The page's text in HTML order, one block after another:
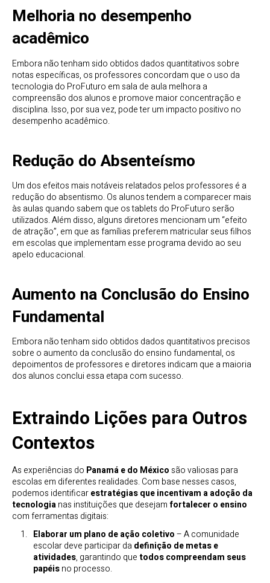
Melhoria no desempenho
acadêmico
Embora não tenham sido obtidos dados quantitativos sobre
notas específicas, os professores concordam que o uso da
tecnologia do ProFuturo em sala de aula melhora a
compreensão dos alunos e promove maior concentração e
disciplina. Isso, por sua vez, pode ter um impacto positivo no
desempenho acadêmico.
Redução do Absenteísmo
Um dos efeitos mais notáveis relatados pelos professores é a
redução do absentismo. Os alunos tendem a comparecer mais
às aulas quando sabem que os tablets do ProFuturo serão
utilizados. Além disso, alguns diretores mencionam um “efeito
de atração”, em que as famílias preferem matricular seus filhos
em escolas que implementam esse programa devido ao seu
apelo educacional.
Aumento na Conclusão do Ensino
Fundamental
Embora não tenham sido obtidos dados quantitativos precisos
sobre o aumento da conclusão do ensino fundamental, os
depoimentos de professores e diretores indicam que a maioria
dos alunos conclui essa etapa com sucesso.
Extraindo Lições para Outros
Contextos
As experiências do Panamá e do México são valiosas para
escolas em diferentes realidades. Com base nesses casos,
podemos identificarestratégias que incentivam a adoção da
tecnologianas instituições que desejamfortalecer o ensino
com ferramentas digitais:
Elaborar um plano de ação coletivo– A comunidade
escolar deve participar da definição de metas e
atividades, garantindo quetodos compreendam seus
papéisno processo.